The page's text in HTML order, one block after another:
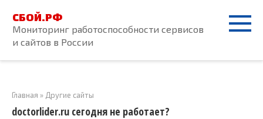
контенту
СБОЙ.РФ
Мониторинг работоспособности сервисов
и сайтов в России
Главная » Другие сайты
doctorlider.ru сегодня не работает?